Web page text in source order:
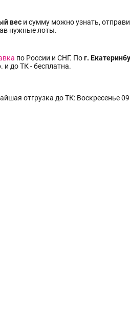
вес и сумму можно узнать,
нужные лоты.
по России и СНГ. Пог.
и до ТК - бесплатна.
отгрузка до ТК: Воскресенье